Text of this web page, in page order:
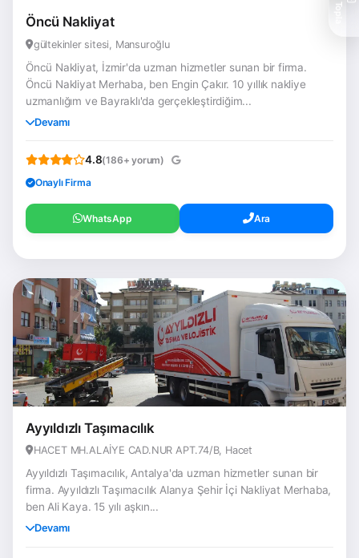
Öncü Nakliyat
gültekinler sitesi, Mansuroğlu
Öncü Nakliyat, İzmir'da uzman hizmetler sunan bir firma.
Öncü Nakliyat Merhaba, ben Engin Çakır. 10 yıllık nakliye
uzmanlığım ve Bayraklı'da gerçekleştirdiğim...
Devamı
4.8(186+ yorum)
Onaylı Firma
WhatsApp Ara
Ayyıldızlı Taşımacılık
HACET MH.ALAİYE CAD.NUR APT.74/B, Hacet
Ayyıldızlı Taşımacılık, Antalya'da uzman hizmetler sunan bir
firma. Ayyıldızlı Taşımacılık Alanya Şehir İçi Nakliyat Merhaba,
ben Ali Kaya. 15 yılı aşkın...
Devamı